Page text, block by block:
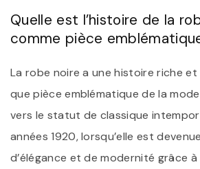
Quelle est l’histoire de la
comme pièce
La robe noire a une histoire riche
que pièce emblématique de la
vers le statut de classique
années 1920, lorsqu’elle est
d’élégance et de modernité grâce